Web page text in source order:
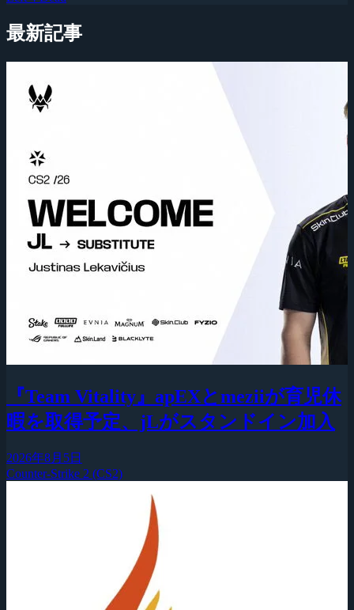
最新記事
『Team Vitality』apEXとmeziiが育児休
暇を取得予定、jLがスタンドイン加入
2026年8月5日
Counter-Strike 2 (CS2)